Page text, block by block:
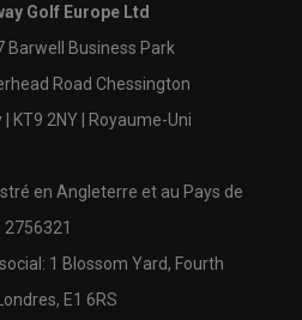
Golf Europe Ltd
Barwell Business Park
Road Chessington
| KT9 2NY | Royaume-Uni
en Angleterre et au Pays de
2756321
1 Blossom Yard, Fourth
E1 6RS